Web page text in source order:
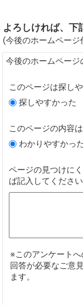
よろしければ、下
(今後のホームページ
今後のホームページ
このページは探し
探しやすかった
このページの内容
わかりやすかった
ページの見つけに
ば記入してください
※このアンケートへ
回答が必要なご意
ます。